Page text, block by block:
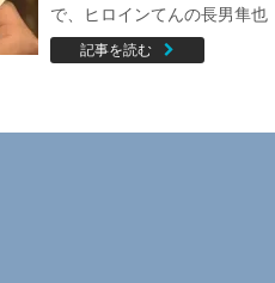
で、ヒロインてんの長男隼也
記事を読む